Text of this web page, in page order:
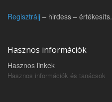
Regisztrálj – hirdess – értékesíts.
Hasznos információk
Hasznos linkek
Hasznos információk és tanácsok